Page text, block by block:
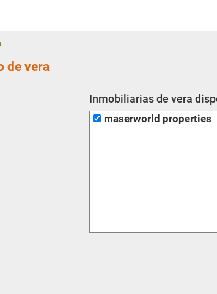
de vera
Inmobiliarias de vera
maserworld properties